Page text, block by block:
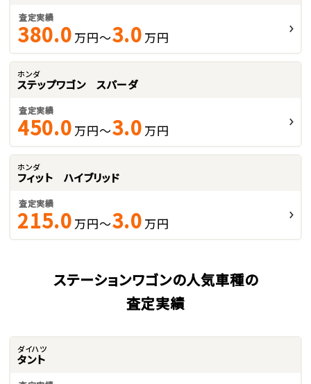
査定実績
380.0 万円～3.0 万円
ホンダ
ステップワゴン スパーダ
査定実績
450.0 万円～3.0 万円
ホンダ
フィット ハイブリッド
査定実績
215.0 万円～3.0 万円
ステーションワゴンの人気車種の
査定実績
ダイハツ
タント